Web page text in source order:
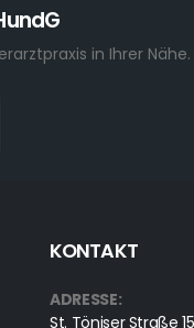
in Ihrer Nähe.
KONTAKT
ADRESSE:
St. Töniser Straße